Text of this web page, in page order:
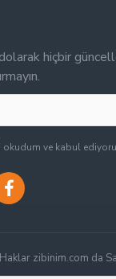
hiçbir
okudum ve kabul
zibinim.com da